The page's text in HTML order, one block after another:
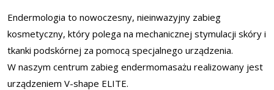
Endermologia to nowoczesny, nieinwazyjny zabieg
kosmetyczny, który polega na mechanicznej stymulacji skóry i
tkanki podskórnej za pomocą specjalnego urządzenia.
W naszym centrum zabieg endermomasażu realizowany jest
urządzeniem V-shape ELITE.